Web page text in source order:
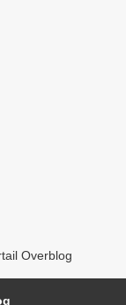
Overblog